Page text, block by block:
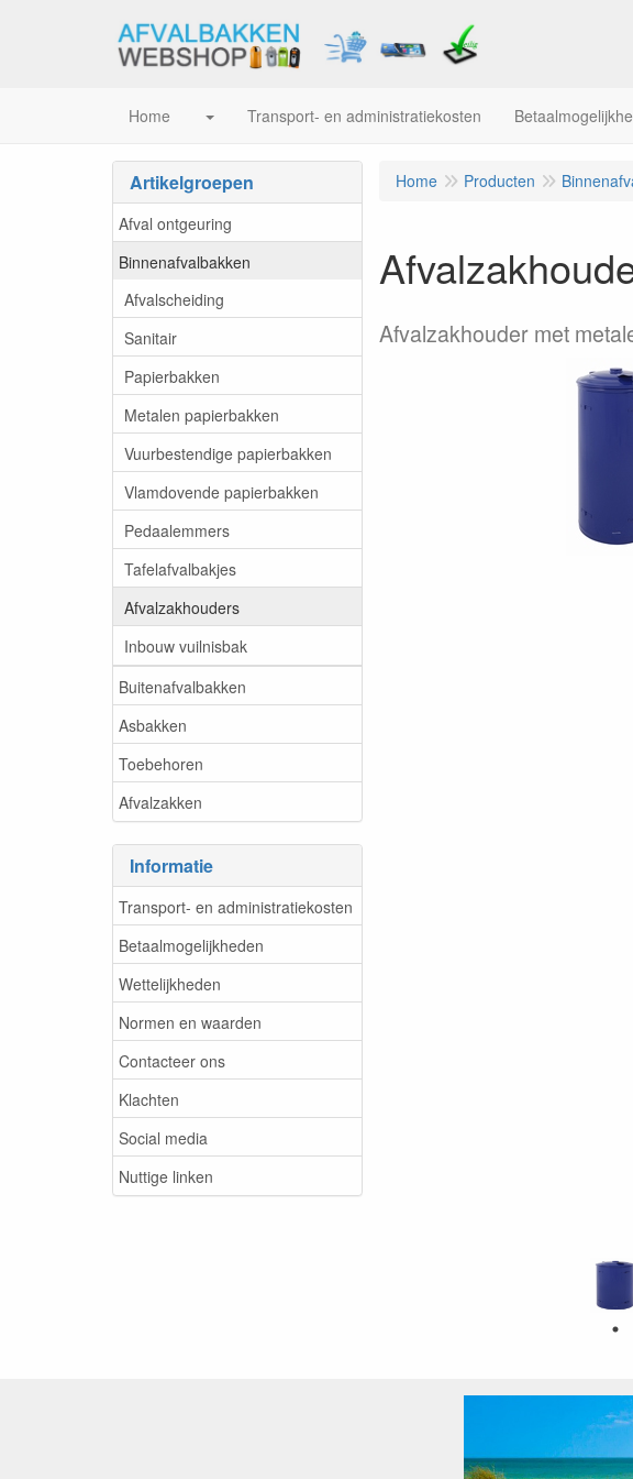
Home Transport- en administratiekosten
Artikelgroepen
Afval ontgeuring
Binnenafvalbakken
Afvalscheiding
Sanitair
Papierbakken
Metalen papierbakken
Vuurbestendige papierbakken
Vlamdovende papierbakken
Pedaalemmers
Tafelafvalbakjes
Afvalzakhouders
Inbouw vuilnisbak
Buitenafvalbakken
Asbakken
Toebehoren
Afvalzakken
Informatie
Transport- en administratiekosten
Betaalmogelijkheden
Wettelijkheden
Normen en waarden
Contacteer ons
Klachten
Social media
Nuttige linken
Home Producten
Afvalzakhouder met